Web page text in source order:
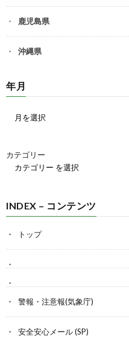
鹿児島県
沖縄県
年月
カテゴリー
INDEX – コンテンツ
トップ
警報・注意報(気象庁)
安全安心メール (SP)